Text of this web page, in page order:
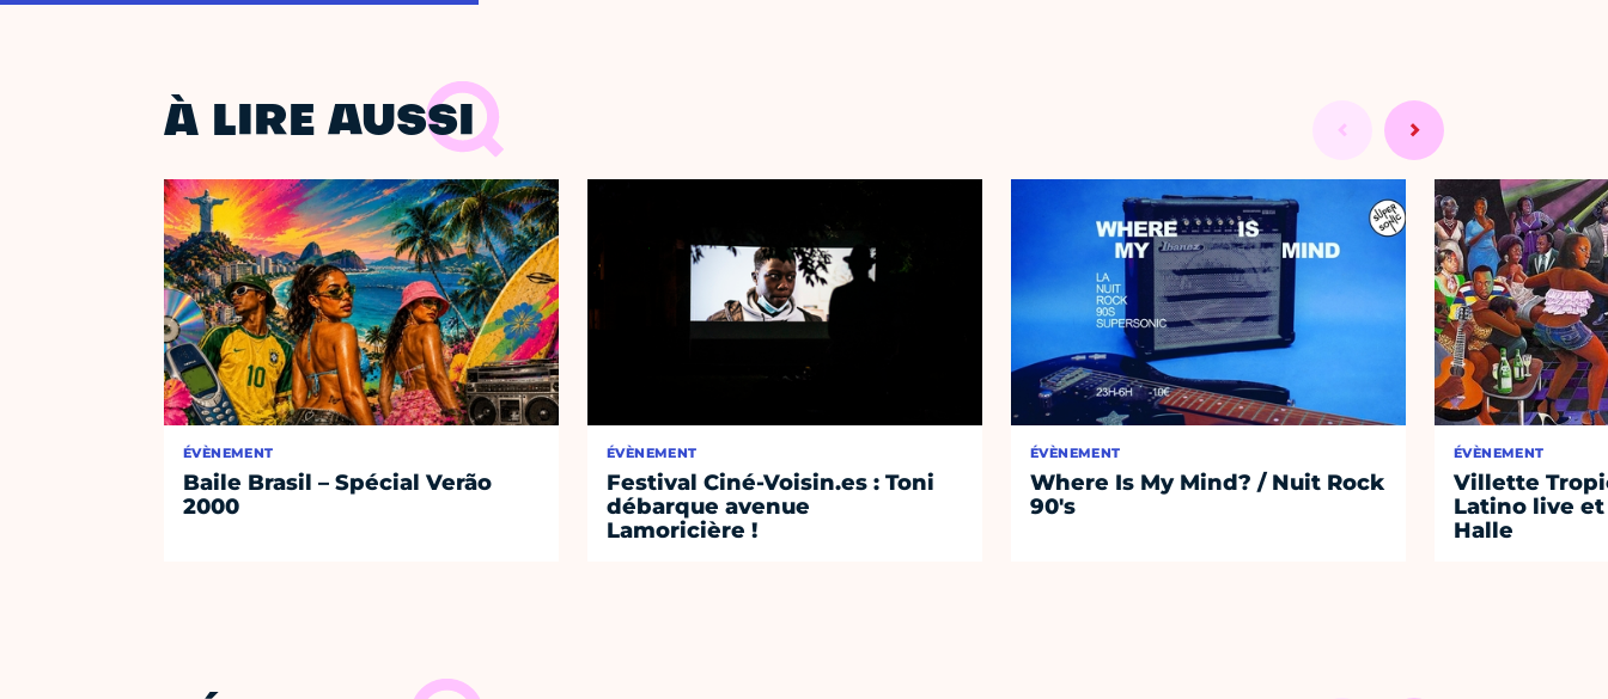
À LIRE AUSSI
ÉVÈNEMENT
Baile Brasil – Spécial Verão
2000
ÉVÈNEMENT
Festival Ciné-Voisin.es : Toni
débarque avenue
Lamoricière !
ÉVÈNEMENT
Where Is My Mind? / Nuit Rock
90's
ÉVÈNEMENT
Villette
Latino live et
Halle